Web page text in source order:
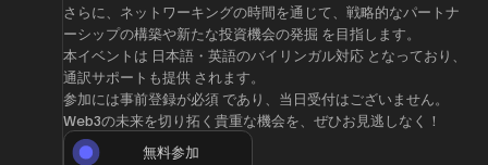
さらに、ネットワーキングの時間を通じて、戦略的なパートナ
ーシップの構築や新たな投資機会の発掘 を目指します。
本イベントは 日本語・英語のバイリンガル対応 となっており、
通訳サポートも提供 されます。
参加には事前登録が必須 であり、当日受付はございません。
Web3の未来を切り拓く貴重な機会を、ぜひお見逃しなく！
無料参加